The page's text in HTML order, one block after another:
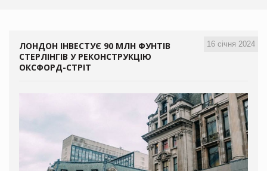
16 січня 2024
ЛОНДОН ІНВЕСТУЄ 90 МЛН ФУНТІВ
СТЕРЛІНГІВ У РЕКОНСТРУКЦІЮ
ОКСФОРД-СТРІТ